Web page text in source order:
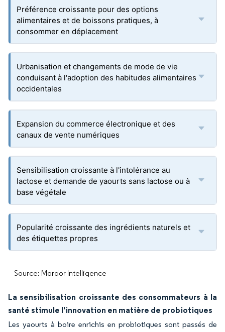
Préférence croissante pour des options
alimentaires et de boissons pratiques, à
consommer en déplacement
Urbanisation et changements de mode de vie
conduisant à l'adoption des habitudes alimentaires
occidentales
Expansion du commerce électronique et des
canaux de vente numériques
Sensibilisation croissante à l'intolérance au
lactose et demande de yaourts sans lactose ou à
base végétale
Popularité croissante des ingrédients naturels et
des étiquettes propres
Source: Mordor Intelligence
La sensibilisation croissante des consommateurs à la
santé stimule l'innovation en matière de probiotiques
Les yaourts à boire enrichis en probiotiques sont passés de